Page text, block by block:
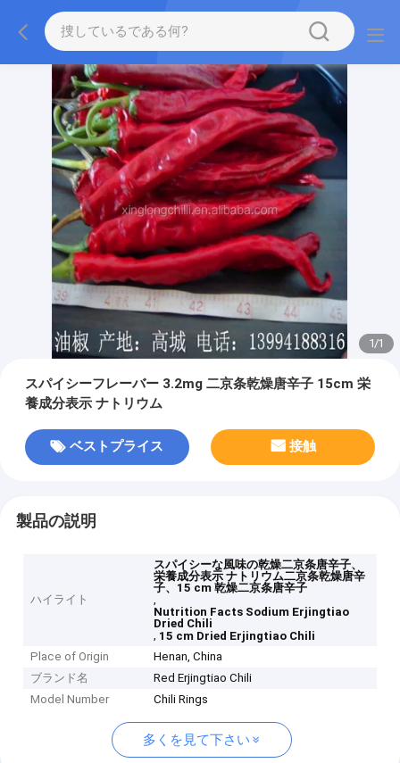
1/1
スパイシーフレーバー 3.2mg 二京条乾燥唐辛子 15cm 栄
養成分表示 ナトリウム
ベストプライス 接触
製品の説明
ハイライト
スパイシーな風味の乾燥二京条唐辛子、
栄養成分表示 ナトリウム二京条乾燥唐辛
子、15 cm 乾燥二京条唐辛子
,
Nutrition Facts Sodium Erjingtiao
Dried Chili
, 15 cm Dried Erjingtiao Chili
Place of Origin
Henan, China
ブランド名
Red Erjingtiao Chili
Model Number
Chili Rings
多くを見て下さい